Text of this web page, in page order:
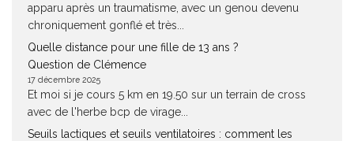
apparu après un traumatisme, avec un genou devenu
chroniquement gonflé et très...
Quelle distance pour une fille de 13 ans ?
Question de Clémence
17 décembre 2025
Et moi si je cours 5 km en 19.50 sur un terrain de cross
avec de l'herbe bcp de virage...
Seuils lactiques et seuils ventilatoires : comment les